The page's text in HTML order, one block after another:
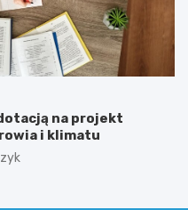
na projekt
i klimatu